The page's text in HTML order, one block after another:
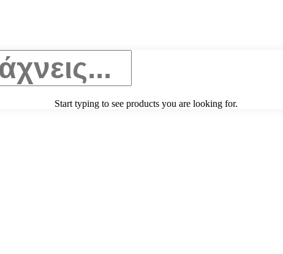
Start typing to see products you are looking for.